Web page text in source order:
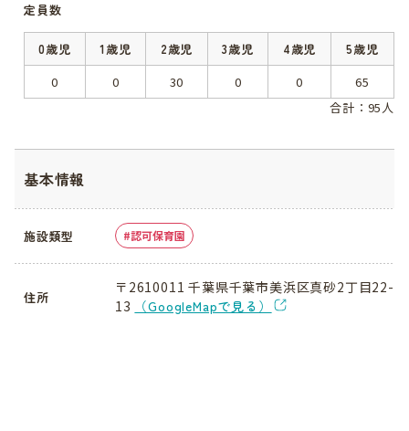
定員数
0歳児 1歳児 2歳児 3歳児 4歳児
5歳児
0
0 30 0 0
65
合計：95人
基本情報
施設類型 認可保育園
住所
〒2610011 千葉県千葉市美浜区真砂2丁目22-
13
（GoogleMapで見る）